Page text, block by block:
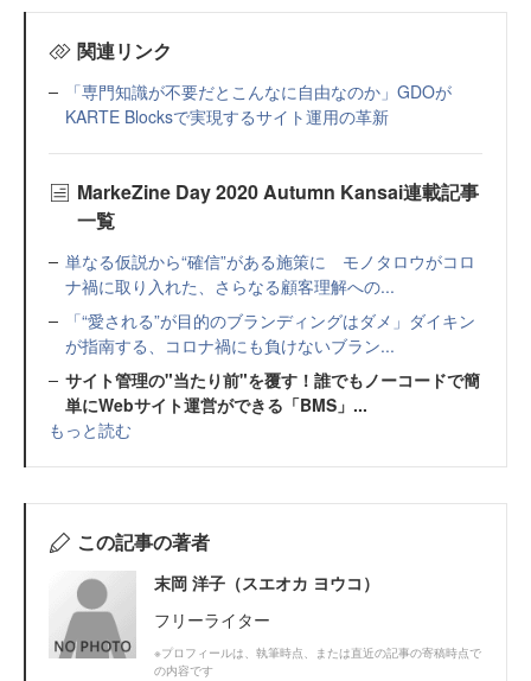
関連リンク
「専門知識が不要だとこんなに自由なのか」GDOが
KARTE Blocksで実現するサイト運用の革新
MarkeZine Day 2020 Autumn Kansai連載記事
一覧
単なる仮説から“確信”がある施策に モノタロウがコロ
ナ禍に取り入れた、さらなる顧客理解への...
「“愛される”が目的のブランディングはダメ」ダイキン
が指南する、コロナ禍にも負けないブラン...
サイト管理の"当たり前"を覆す！誰でもノーコードで簡
単にWebサイト運営ができる「BMS」...
もっと読む
この記事の著者
末岡 洋子（スエオカ ヨウコ）
フリーライター
※プロフィールは、執筆時点、または直近の記事の寄稿時点で
の内容です